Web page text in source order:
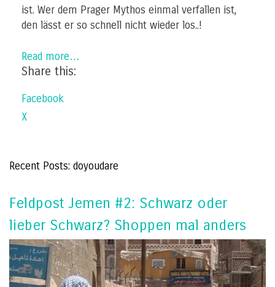
ist. Wer dem Prager Mythos einmal verfallen ist,
den lässt er so schnell nicht wieder los..!
Read more…
Share this:
Facebook
X
Recent Posts: doyoudare
Feldpost Jemen #2: Schwarz oder
lieber Schwarz? Shoppen mal anders